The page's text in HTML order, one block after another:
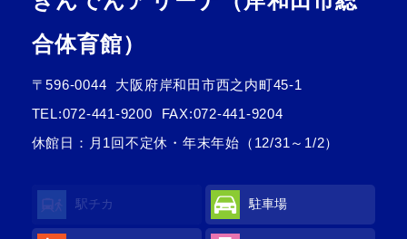
合体育館）
〒596-0044
大阪府岸和田市西之内町45-1
TEL:072-441-9200
FAX:072-441-9204
休館日：月1回不定休・年末年始（12/31～1/2）
駅チカ 駐車場